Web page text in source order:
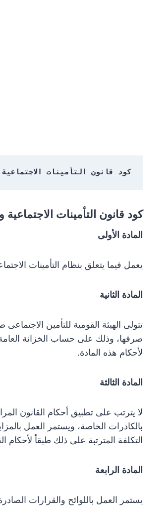
كود قانون التأمينات الاجتماعية
كود قانون التأمينات الاجتماعية
المادة الأولى
يعمل فيما يتعلق بنظام التأمينات
المادة الثانية
تتولى الهيئة القومية للتأمين
صرفها، وذلك على حساب الخزانة العامة،
لأحكام هذه المادة.
المادة الثالثة
لا يترتب على تطبيق أحكام القانون
بالكادرات الخاصة، ويستمر العمل
التكلفة المترتبة على ذلك طبقاً لأحكام
المادة الرابعة
يستمر العمل باللوائح والقرارات